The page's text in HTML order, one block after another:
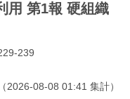
用 第1報 硬組織
239
（2026-08-08 01:41 集計）